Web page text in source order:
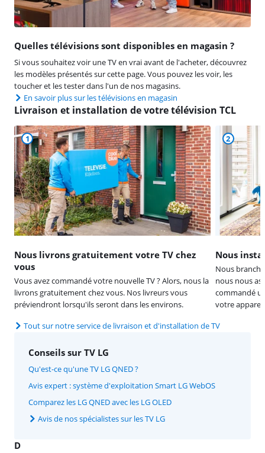
Quelles télévisions sont disponibles en magasin ?
Si vous souhaitez voir une TV en vrai avant de l'acheter, découvrez
les modèles présentés sur cette page. Vous pouvez les voir, les
toucher et les tester dans l'un de nos magasins.
En savoir plus sur les télévisions en magasin
Livraison et installation de votre télévision TCL
1
Nous livrons gratuitement votre TV chez
vous
Vous avez commandé votre nouvelle TV ? Alors, nous la
livrons gratuitement chez vous. Nos livreurs vous
préviendront lorsqu'ils seront dans les environs.
2
Nous
Nous
nous nous
commandé
votre
Tout sur notre service de livraison et d'installation de TV
Conseils sur TV LG
Qu'est-ce qu'une TV LG QNED ?
Avis expert : système d'exploitation Smart LG WebOS
Comparez les LG QNED avec les LG OLED
Avis de nos spécialistes sur les TV LG
D